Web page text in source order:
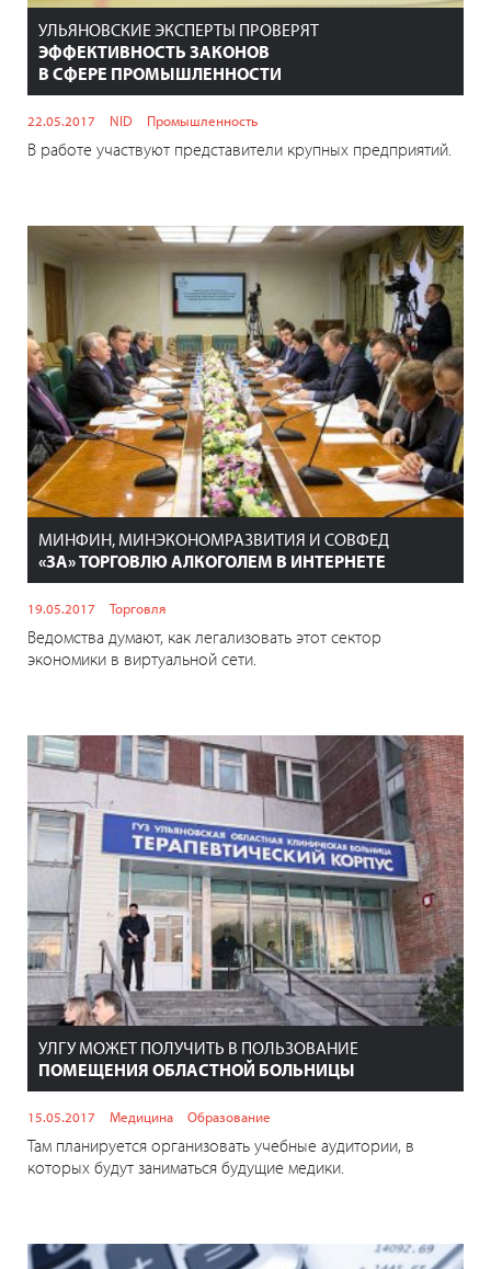
УЛЬЯНОВСКИЕ ЭКСПЕРТЫ ПРОВЕРЯТ
ЭФФЕКТИВНОСТЬ ЗАКОНОВ
В СФЕРЕ ПРОМЫШЛЕННОСТИ
22.05.2017 NID Промышленность
В работе участвуют представители крупных предприятий.
МИНФИН, МИНЭКОНОМРАЗВИТИЯ И СОВФЕД
«ЗА» ТОРГОВЛЮ АЛКОГОЛЕМ В ИНТЕРНЕТЕ
19.05.2017 Торговля
Ведомства думают, как легализовать этот сектор
экономики в виртуальной сети.
УЛГУ МОЖЕТ ПОЛУЧИТЬ В ПОЛЬЗОВАНИЕ
ПОМЕЩЕНИЯ ОБЛАСТНОЙ БОЛЬНИЦЫ
15.05.2017 Медицина Образование
Там планируется организовать учебные аудитории, в
которых будут заниматься будущие медики.